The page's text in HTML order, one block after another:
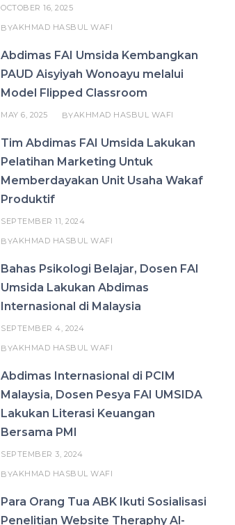
OCTOBER 16, 2025
BYAKHMAD HASBUL WAFI
Abdimas FAI Umsida Kembangkan
PAUD Aisyiyah Wonoayu melalui
Model Flipped Classroom
MAY 6, 2025 BYAKHMAD HASBUL WAFI
Tim Abdimas FAI Umsida Lakukan
Pelatihan Marketing Untuk
Memberdayakan Unit Usaha Wakaf
Produktif
SEPTEMBER 11, 2024
BYAKHMAD HASBUL WAFI
Bahas Psikologi Belajar, Dosen FAI
Umsida Lakukan Abdimas
Internasional di Malaysia
SEPTEMBER 4, 2024
BYAKHMAD HASBUL WAFI
Abdimas Internasional di PCIM
Malaysia, Dosen Pesya FAI UMSIDA
Lakukan Literasi Keuangan
Bersama PMI
SEPTEMBER 3, 2024
BYAKHMAD HASBUL WAFI
Para Orang Tua ABK Ikuti Sosialisasi
Penelitian Website Theraphy Al-